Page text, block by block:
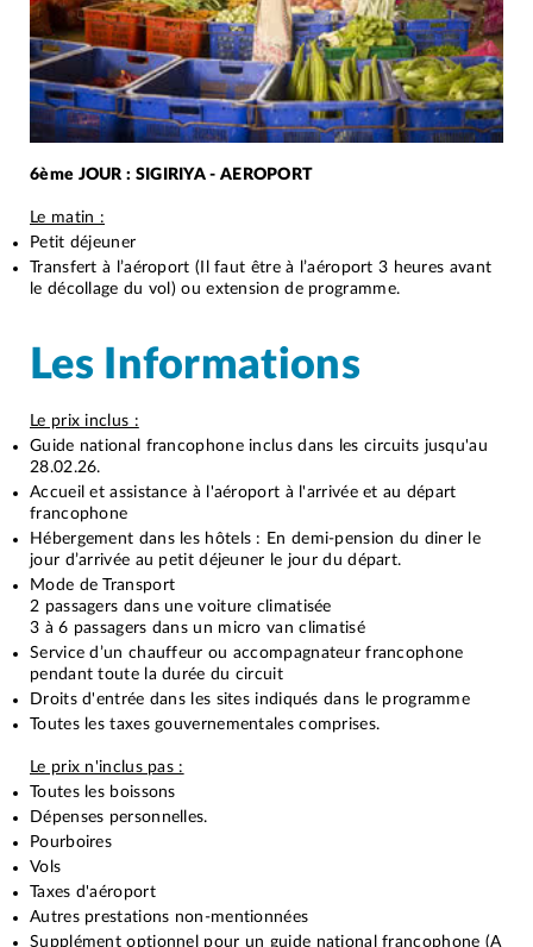
6ème JOUR : SIGIRIYA - AEROPORT
Le matin :
Petit déjeuner
Transfert à l’aéroport (Il faut être à l’aéroport 3 heures avant
le décollage du vol) ou extension de programme.
Les Informations
Le prix inclus :
Guide national francophone inclus dans les circuits jusqu'au
28.02.26.
Accueil et assistance à l'aéroport à l'arrivée et au départ
francophone
Hébergement dans les hôtels : En demi-pension du diner le
jour d’arrivée au petit déjeuner le jour du départ.
Mode de Transport
2 passagers dans une voiture climatisée
3 à 6 passagers dans un micro van climatisé
Service d’un chauffeur ou accompagnateur francophone
pendant toute la durée du circuit
Droits d'entrée dans les sites indiqués dans le programme
Toutes les taxes gouvernementales comprises.
Le prix n'inclus pas :
Toutes les boissons
Dépenses personnelles.
Pourboires
Vols
Taxes d'aéroport
Autres prestations non-mentionnées
Supplément optionnel pour un guide national francophone (A